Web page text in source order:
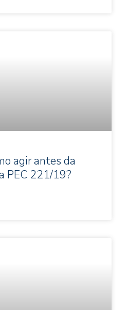
agir antes da
PEC 221/19?